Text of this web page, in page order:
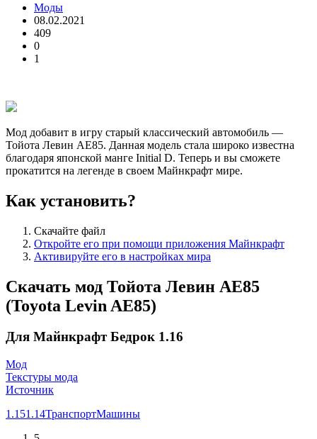
Моды
08.02.2021
409
0
1
Мод добавит в игру старый классический автомобиль —
Тойота Левин АЕ85. Данная модель стала широко известна
благодаря японской манге Initial D. Теперь и вы сможете
прокатится на легенде в своем Майнкрафт мире.
Как установить?
Скачайте файл
Откройте его при помощи приложения Майнкрафт
Активируйте его в настройках мира
Скачать мод Тойота Левин АЕ85
(Toyota Levin AE85)
Для Майнкрафт Бедрок 1.16
Мод
Текстуры мода
Источник
1.151.14ТранспортМашины